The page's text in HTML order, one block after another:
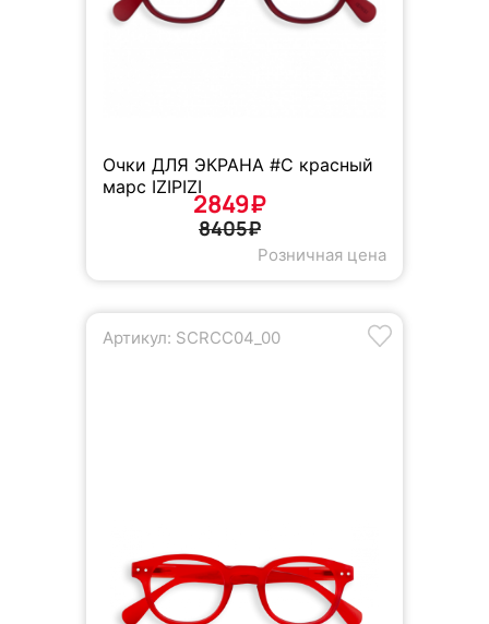
Очки ДЛЯ ЭКРАНА #C красный
марс IZIPIZI
2849₽
8405₽
Розничная цена
Артикул: SCRCC04_00